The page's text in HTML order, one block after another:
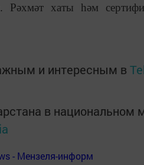
Рәхмәт хаты һәм
и интересным в
в
- Мензеля-информ